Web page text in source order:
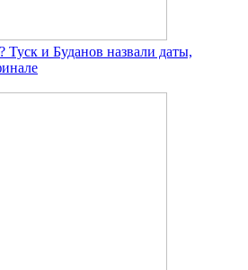
и Буданов назвали даты,